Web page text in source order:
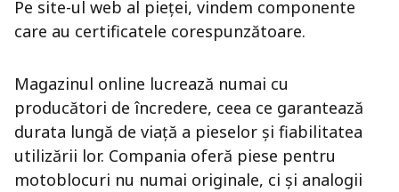
Pe site-ul web al pieței, vindem componente
care au certificatele corespunzătoare.
Magazinul online lucrează numai cu
producători de încredere, ceea ce garantează
durata lungă de viață a pieselor și fiabilitatea
utilizării lor. Compania oferă piese pentru
motoblocuri nu numai originale, ci și analogii